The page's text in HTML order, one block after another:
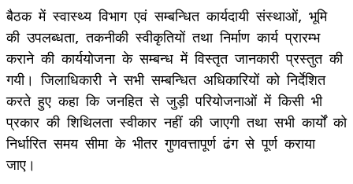
बैठक में स्वास्थ्य विभाग एवं सम्बन्धित कार्यदायी संस्थाओं, भूमि
की उपलब्धता, तकनीकी स्वीकृतियों तथा निर्माण कार्य प्रारम्भ
कराने की कार्ययोजना के सम्बन्ध में विस्तृत जानकारी प्रस्तुत की
गयी। जिलाधिकारी ने सभी सम्बन्धित अधिकारियों को निर्देशित
करते हुए कहा कि जनहित से जुड़ी परियोजनाओं में किसी भी
प्रकार की शिथिलता स्वीकार नहीं की जाएगी तथा सभी कार्यों को
निर्धारित समय सीमा के भीतर गुणवत्तापूर्ण ढंग से पूर्ण कराया
जाए।